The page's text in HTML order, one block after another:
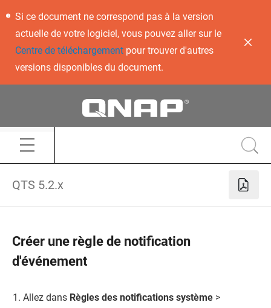
Si ce document ne correspond pas à la version
actuelle de votre logiciel, vous pouvez aller sur le
Centre de téléchargementpour trouver d'autres
versions disponibles du document.
QTS 5.2.x
Créer une règle de notification
d'événement
Allez dans Règles des notifications système >